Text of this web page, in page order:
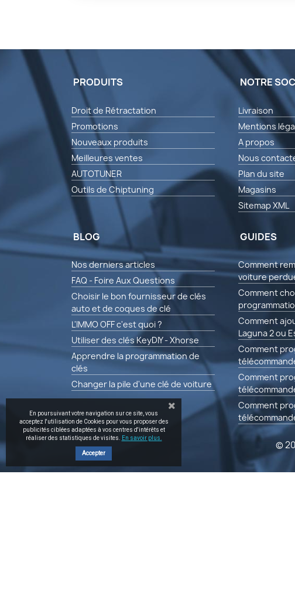
PRODUITS
Droit de Rétractation
Promotions
Nouveaux produits
Meilleures ventes
AUTOTUNER
Outils de Chiptuning
NOTRE
Livraison
Mentions
A propos
Nous
Plan du site
Magasins
Sitemap XML
BLOG
Nos derniers articles
FAQ - Foire Aux Questions
Choisir le bon fournisseur de clés
auto et de coques de clé
L'IMMO OFF c'est quoi ?
Utiliser des clés KeyDIY - Xhorse
Apprendre la programmation de
clés
Changer la pile d'une clé de voiture
GUIDES
Comment
voiture
Comment
Comment
Laguna 2 ou
Comment
Comment
Comment
©
En poursuivant votre navigation sur ce site, vous
acceptez l'utilisation de Cookies pour vous proposer des
publicités ciblées adaptées à vos centres d'intérêts et
réaliser des statistiques de visites.
En savoir plus.
Accepter